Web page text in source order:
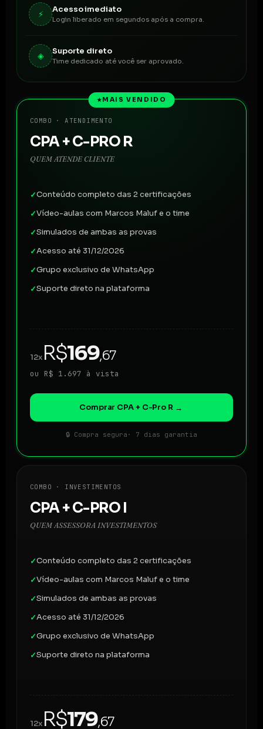
⚡ Acesso imediato
Login liberado em segundos após a compra.
◈ Suporte direto
Time dedicado até você ser aprovado.
★MAIS VENDIDO
COMBO · ATENDIMENTO
CPA + C-PRO R
QUEM ATENDE CLIENTE
✓Conteúdo completo das 2 certificações
✓Vídeo-aulas com Marcos Maluf e o time
✓Simulados de ambas as provas
✓Acesso até 31/12/2026
✓Grupo exclusivo de WhatsApp
✓Suporte direto na plataforma
12x R$169,67
ou R$ 1.697 à vista
Comprar CPA + C-Pro R →
🔒 Compra segura · 7 dias garantia
COMBO · INVESTIMENTOS
CPA + C-PRO I
QUEM ASSESSORA INVESTIMENTOS
✓Conteúdo completo das 2 certificações
✓Vídeo-aulas com Marcos Maluf e o time
✓Simulados de ambas as provas
✓Acesso até 31/12/2026
✓Grupo exclusivo de WhatsApp
✓Suporte direto na plataforma
12x R$179,67